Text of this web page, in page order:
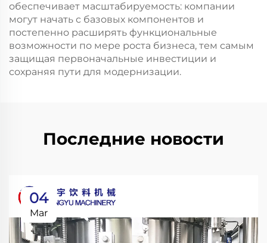
обеспечивает масштабируемость: компании
могут начать с базовых компонентов и
постепенно расширять функциональные
возможности по мере роста бизнеса, тем самым
защищая первоначальные инвестиции и
сохраняя пути для модернизации.
Последние новости
04
Mar